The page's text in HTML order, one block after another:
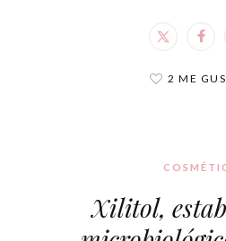
2 ME
Xilitol,